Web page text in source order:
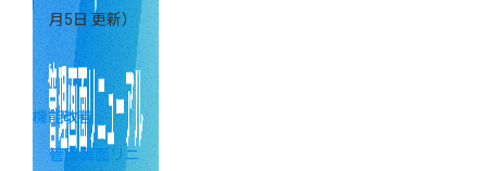
月5日 更新）
機能改善
管理画面リニ